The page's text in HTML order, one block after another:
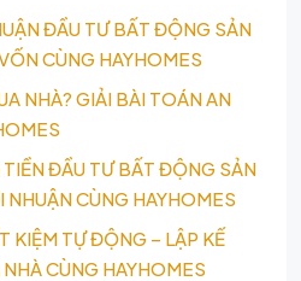
ĐẦU TƯ BẤT ĐỘNG SẢN
CÙNG HAYHOMES
NHÀ? GIẢI BÀI TOÁN AN
ĐẦU TƯ BẤT ĐỘNG SẢN
CÙNG HAYHOMES
KIỆM TỰ ĐỘNG – LẬP KẾ
CÙNG HAYHOMES